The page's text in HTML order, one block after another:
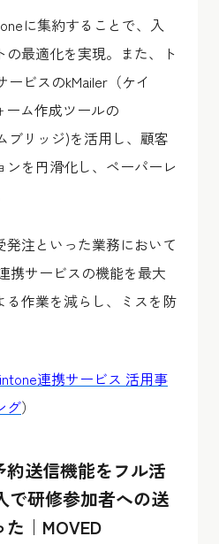
に集約することで、入
最適化を実現。また、ト
ービスのkMailer（ケイ
ーム作成ツールの
ブリッジ)を活用し、顧客
ンを円滑化し、ペーパーレ
注といった業務において
携サービスの機能を最大
る作業を減らし、ミスを防
連携サービス 活用事
グ）
送信機能をフル活
で研修参加者への送
｜MOVED